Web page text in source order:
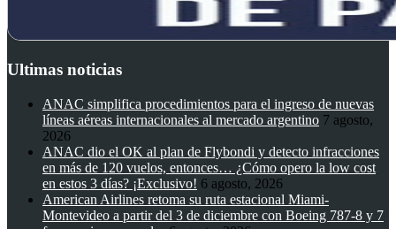
Ultimas noticias
ANAC simplifica procedimientos para el ingreso de nuevas
líneas aéreas internacionales al mercado argentino 7 agosto,
2026
ANAC dio el OK al plan de Flybondi y detecto infracciones
en más de 120 vuelos, entonces… ¿Cómo opero la low cost
en estos 3 días? ¡Exclusivo! 6 agosto, 2026
American Airlines retoma su ruta estacional Miami-
Montevideo a partir del 3 de diciembre con Boeing 787-8 y 7